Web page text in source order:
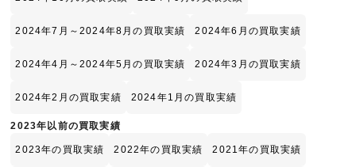
2024年7月～2024年8月の買取実績 2024年6月の買取実績
2024年4月～2024年5月の買取実績 2024年3月の買取実績
2024年2月の買取実績 2024年1月の買取実績
2023年以前の買取実績
2023年の買取実績 2022年の買取実績 2021年の買取実績